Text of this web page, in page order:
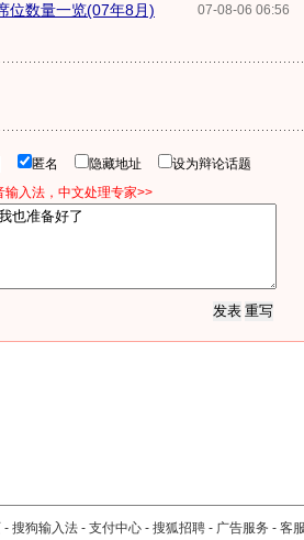
07-08-06 06:56
位数量一览(07年8月)
匿名 隐藏地址
设为辩论话题
输入法，中文处理专家>>
- 搜狗输入法 - 支付中心 - 搜狐招聘 - 广告服务 - 客